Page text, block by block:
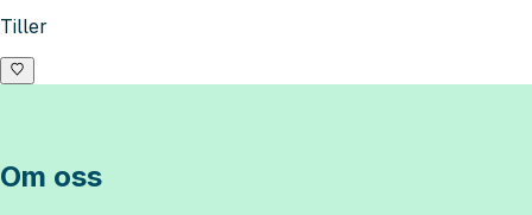
Tiller
Om oss